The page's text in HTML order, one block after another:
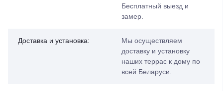
Бесплатный выезд и
замер.
Доставка и установка:
Мы осуществляем
доставку и установку
наших террас к дому по
всей Беларуси.